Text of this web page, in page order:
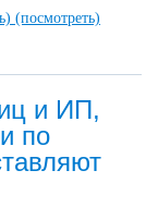
(посмотреть)
и ИП,
по